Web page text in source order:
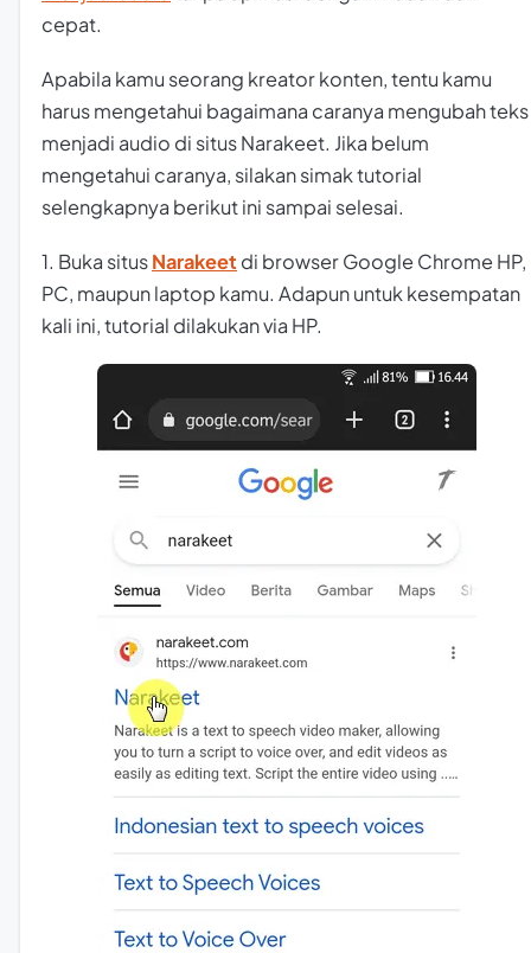
cepat.
Apabila kamu seorang kreator konten, tentu kamu
harus mengetahui bagaimana caranya mengubah teks
menjadi audio di situs Narakeet. Jika belum
mengetahui caranya, silakan simak tutorial
selengkapnya berikut ini sampai selesai.
1. Buka situsNarakeet di browser Google Chrome HP,
PC, maupun laptop kamu. Adapun untuk kesempatan
kali ini, tutorial dilakukan via HP.